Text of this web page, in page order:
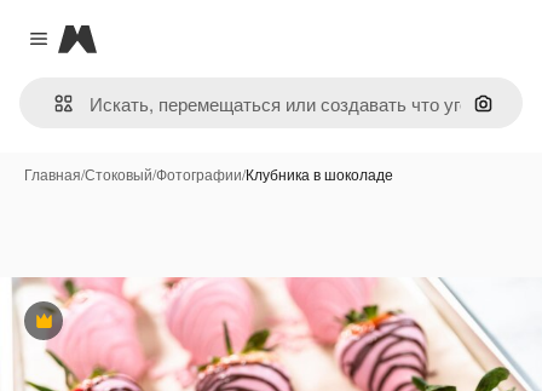
Close menu
Magnific
Поиск
Главная/Стоковый/Фотографии/Клубника в шоколаде
Премиум